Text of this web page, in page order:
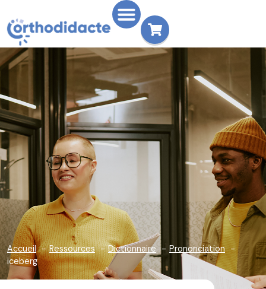
Accueil Ressources Dictionnaire
Prononciation
iceberg